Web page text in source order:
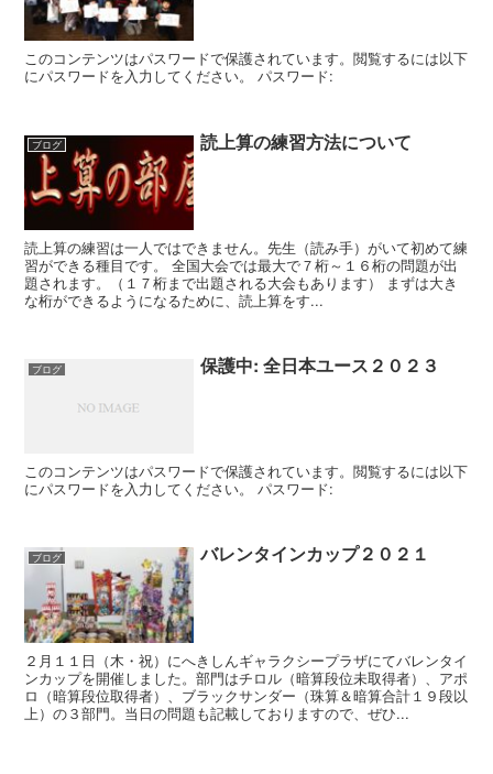
このコンテンツはパスワードで保護されています。閲覧するには以下
にパスワードを入力してください。 パスワード:
ブログ 読上算の練習方法について
読上算の練習は一人ではできません。先生（読み手）がいて初めて練
習ができる種目です。 全国大会では最大で７桁～１６桁の問題が出
題されます。（１７桁まで出題される大会もあります） まずは大き
な桁ができるようになるために、読上算をす...
ブログ 保護中: 全日本ユース２０２３
このコンテンツはパスワードで保護されています。閲覧するには以下
にパスワードを入力してください。 パスワード:
ブログ バレンタインカップ２０２１
２月１１日（木・祝）にへきしんギャラクシープラザにてバレンタイ
ンカップを開催しました。部門はチロル（暗算段位未取得者）、アポ
ロ（暗算段位取得者）、ブラックサンダー（珠算＆暗算合計１９段以
上）の３部門。当日の問題も記載しておりますので、ぜひ...